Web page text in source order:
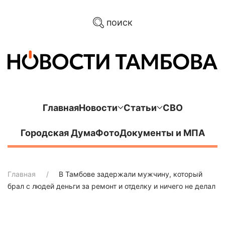
поиск
ГлавнаяНовости Статьи СВО
Городская ДумаФотоДокументы и МПА
Главная
В Тамбове задержали мужчину, который
брал с людей деньги за ремонт и отделку и ничего не делал